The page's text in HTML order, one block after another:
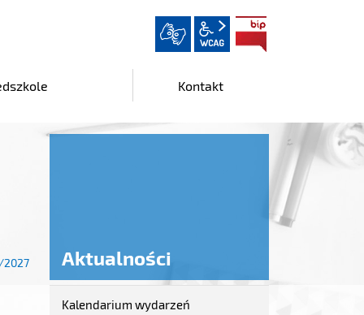
wcag2.1
Kontakt
2027 Aktualności
Kalendarium wydarzeń